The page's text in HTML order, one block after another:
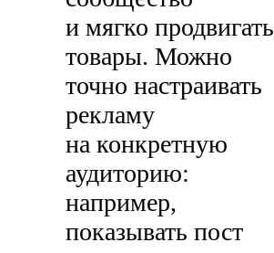
и мягко продвигать
товары. Можно
точно настраивать
рекламу
на конкретную
аудиторию:
например,
показывать пост